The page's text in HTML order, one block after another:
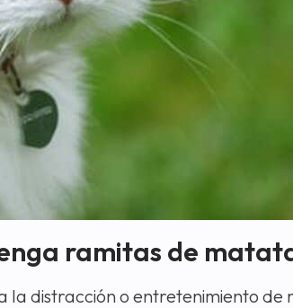
ramitas de
distracción o entretenimiento de